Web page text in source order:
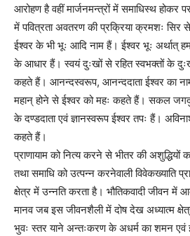
आरोहण है वहीं मार्जनमन्त्रों में समाधिस्थ होकर
में पवित्रता अवतरण की प्रक्रिया क्रमशः सिर
ईश्वर के भी भूः आदि नाम हैं। ईश्वर भूः अर्थात्
के आधार हैं। स्वयं दुःखों से रहित स्वभक्तों के
कहते हैं। आनन्दस्वरूप, आनन्ददाता ईश्वर का
महान् होने से ईश्वर को महः कहते हैं। सकल
के दण्डदाता एवं ज्ञानस्वरूप ईश्वर तपः हैं।
कहते हैं।
प्राणायाम को नित्य करने से भीतर की अशुद्धियों
तथा समाधि को उत्पन्न करनेवाली विवेकख्याति
क्षेत्र में उन्नति करता है। भौतिकवादी जीवन में
मानव जब इस जीवनशैली में दोष देख अध्यात्म
भुवः स्तर याने अन्तःकरण के अधर्म का शमन एवं